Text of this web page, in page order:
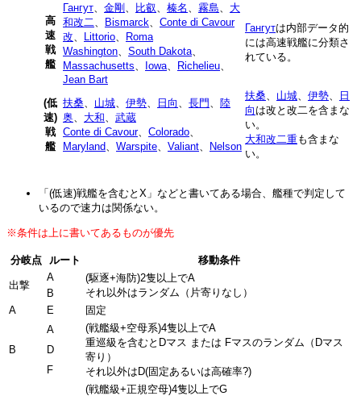
高
速
戦
艦
Гангут 金剛 比叡 榛名 霧島
大
和改二
Bismarck
Conte di Cavour
改
Littorio
Roma
Washington
South Dakota
Massachusetts
Iowa Richelieu
Jean Bart
Гангутは内部データ的
には高速戦艦に分類さ
れている。
(低
速)
戦
艦
扶桑 山城 伊勢 日向 長門
陸
奥
大和
武蔵
Conte di Cavour、 Colorado
Maryland
Warspite Valiant Nelson
扶桑 山城 伊勢
日
向 は改と改二を含まな
い。
大和改二重も含まな
い。
「(低速)戦艦を含むとX」などと書いてある場合、艦種で判定して
いるので速力は関係ない。
※条件は上に書いてあるものが優先
分岐点 ルート 移動条件
出撃
A
(駆逐+海防)2隻以上でA
それ以外はランダム（片寄りなし）
B
A
E 固定
B
A
(戦艦級+空母系)4隻以上でA
重巡級を含むとDマス または Fマスのランダム（Dマス
寄り）
それ以外はD(固定あるいは高確率?)
D
F
(戦艦級+正規空母)4隻以上でG